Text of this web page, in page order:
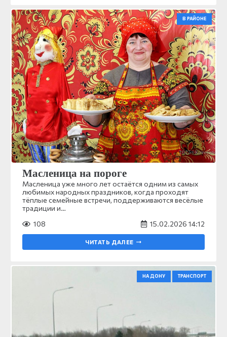
В РАЙОНЕ
Масленица на пороге
Масленица уже много лет остаётся одним из самых
любимых народных праздников, когда проходят
тёплые семейные встречи, поддерживаются весёлые
традиции и…
108
15.02.2026 14:12
ЧИТАТЬ ДАЛЕЕ
НА ДОНУ ТРАНСПОРТ